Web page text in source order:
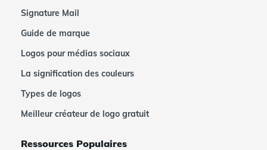
Signature Mail
Guide de marque
Logos pour médias sociaux
La signification des couleurs
Types de logos
Meilleur créateur de logo gratuit
Ressources Populaires